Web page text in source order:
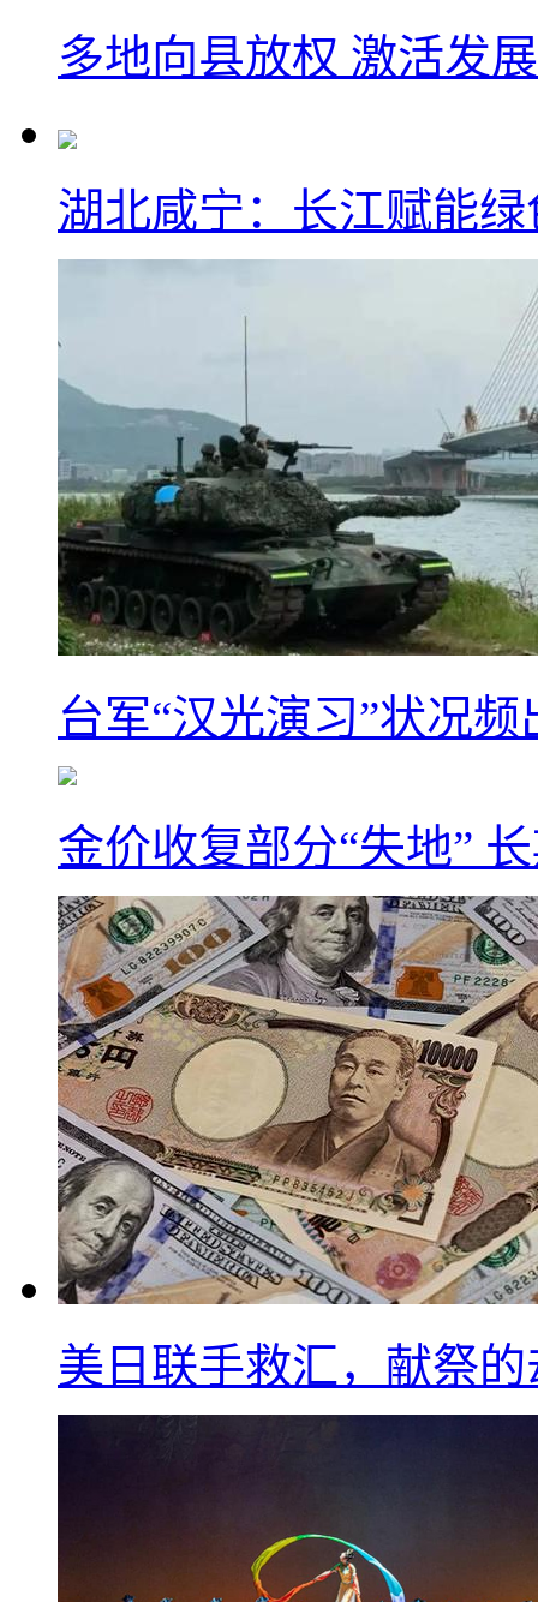
多地向县放权 激活发
湖北咸宁：长江赋能
台军“汉光演习”状况
金价收复部分“失地”
美日联手救汇，献祭